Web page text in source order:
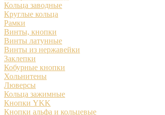
Кольца заводные
Круглые кольца
Рамки
Винты, кнопки
Винты латунные
Винты из нержавейки
Заклепки
Кобурные кнопки
Хольнитены
Люверсы
Кольца зажимные
Кнопки YKK
Кнопки альфа и кольцевые